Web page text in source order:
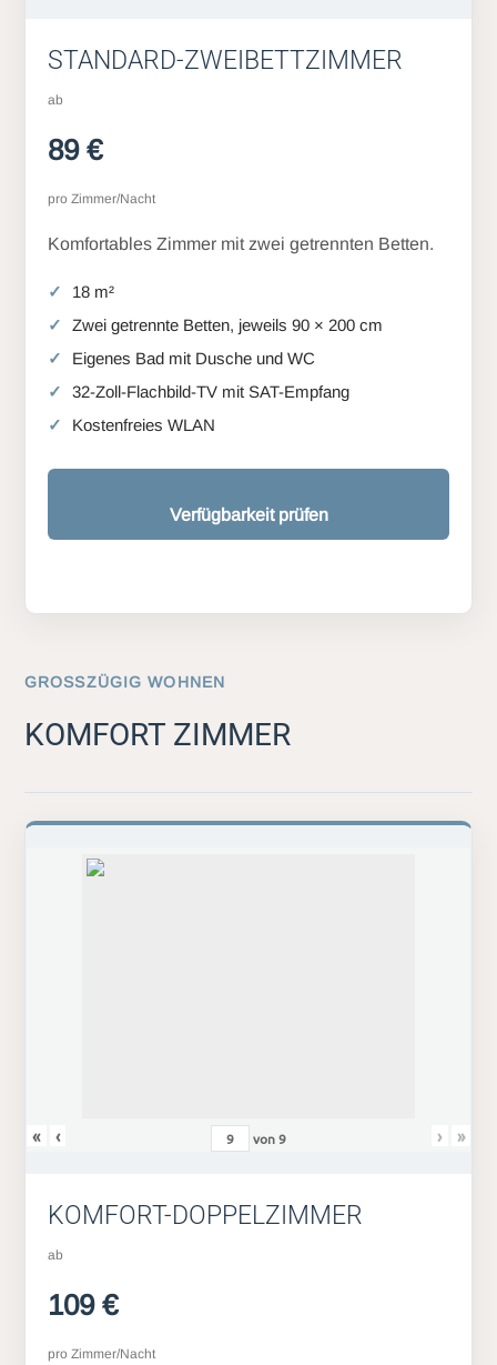
STANDARD-ZWEIBETTZIMMER
ab
89 €
pro Zimmer/Nacht
Komfortables Zimmer mit zwei getrennten Betten.
18 m²
Zwei getrennte Betten, jeweils 90 × 200 cm
Eigenes Bad mit Dusche und WC
32-Zoll-Flachbild-TV mit SAT-Empfang
Kostenfreies WLAN
Verfügbarkeit prüfen
GROSSZÜGIG WOHNEN
KOMFORT ZIMMER
« ‹ von9 › »
KOMFORT-DOPPELZIMMER
ab
109 €
pro Zimmer/Nacht